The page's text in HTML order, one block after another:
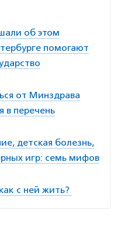
об этом
помогают
от Минздрава
в перечень
детская болезнь,
игр: семь мифов
с ней жить?